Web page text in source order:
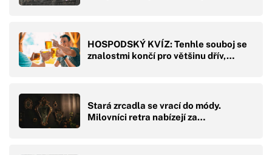
HOSPODSKÝ KVÍZ: Tenhle souboj se
znalostmi končí pro většinu dřív,…
Stará zrcadla se vrací do módy.
Milovníci retra nabízejí za…